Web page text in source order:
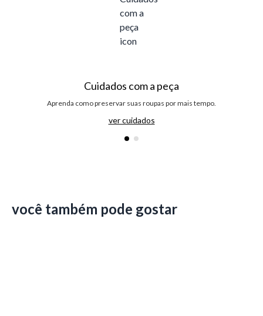
Cuidados com a peça
Aprenda como preservar suas roupas por mais tempo.
ver cuidados
você também pode gostar